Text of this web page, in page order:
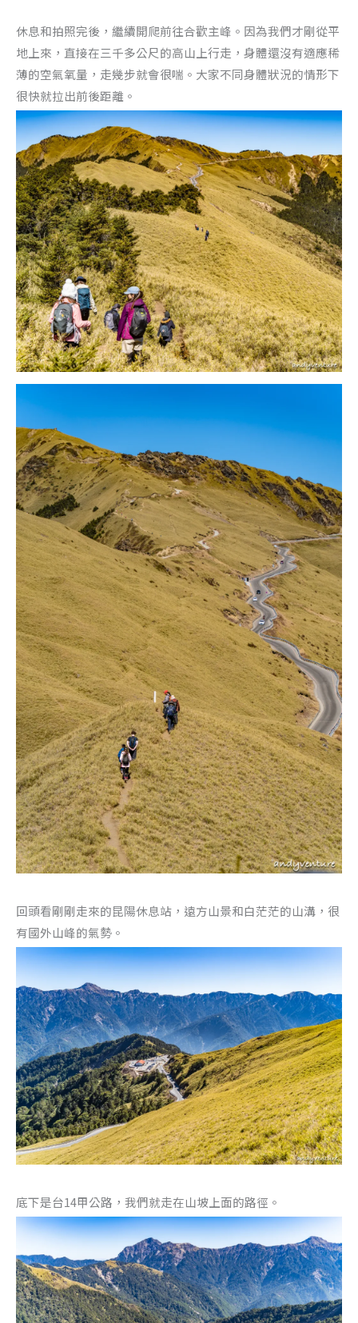
休息和拍照完後，繼續開爬前往合歡主峰。因為我們才剛從平
地上來，直接在三千多公尺的高山上行走，身體還沒有適應稀
薄的空氣氧量，走幾步就會很喘。大家不同身體狀況的情形下
很快就拉出前後距離。
回頭看剛剛走來的昆陽休息站，遠方山景和白茫茫的山溝，很
有國外山峰的氣勢。
底下是台14甲公路，我們就走在山坡上面的路徑。